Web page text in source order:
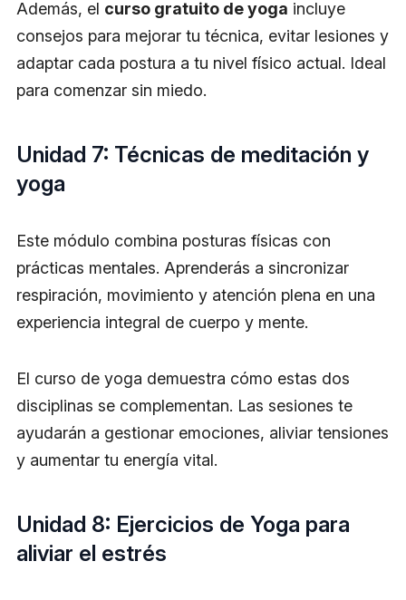
Además, el curso gratuito de yoga incluye
consejos para mejorar tu técnica, evitar lesiones y
adaptar cada postura a tu nivel físico actual. Ideal
para comenzar sin miedo.
Unidad 7: Técnicas de meditación y
yoga
Este módulo combina posturas físicas con
prácticas mentales. Aprenderás a sincronizar
respiración, movimiento y atención plena en una
experiencia integral de cuerpo y mente.
El curso de yoga demuestra cómo estas dos
disciplinas se complementan. Las sesiones te
ayudarán a gestionar emociones, aliviar tensiones
y aumentar tu energía vital.
Unidad 8: Ejercicios de Yoga para
aliviar el estrés